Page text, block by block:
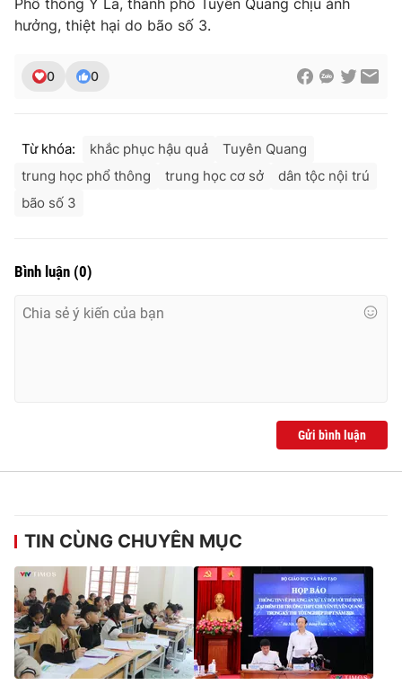
Ðiện thoại Thời báo VTV:024.66 897 897
Email:toasoan@vtv.vn
® Cấm sao chép dưới mọi hình thức nếu không có sự chấp
Phổ thông Ỷ La, thành phố Tuyên Quang chịu ảnh
hưởng, thiệt hại do bão số 3.
0 0
Từ khóa: khắc phục hậu quả
Tuyên Quang
trung học phổ thông
trung học cơ sở
dân tộc nội trú
bão số 3
Bình luận (0)
Gửi bình luận
TIN CÙNG CHUYÊN MỤC